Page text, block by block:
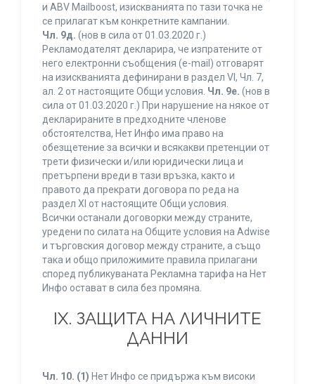
и ABV Mailboost, изискванията по тази точка не
се прилагат към конкретните кампании.
Чл. 9д. (нов в сила от 01.03.2020 г.)
Рекламодателят декларира, че изпратените от
него електронни съобщения (e-mail) отговарят
на изискванията дефинирани в раздел VI, Чл. 7,
ал. 2 от настоящите Общи условия. Чл. 9е. (нов в
сила от 01.03.2020 г.) При нарушение на някое от
декларираните в предходните членове
обстоятелства, Нет Инфо има право на
обезщетение за всички и всякакви претенции от
трети физически и/или юридически лица и
претърпени вреди в тази връзка, както и
правото да прекрати договора по реда на
раздел XI от настоящите Общи условия.
Всички останали договорки между страните,
уредени по силата на Общите условия на Adwise
и търговския договор между страните, а също
така и общо приложимите правила прилагани
според публикуваната Рекламна тарифа на Нет
Инфо остават в сила без промяна.
IХ. ЗАЩИТА НА ЛИЧНИТЕ
ДАННИ
Чл. 10. (1) Нет Инфо се придържа към високи